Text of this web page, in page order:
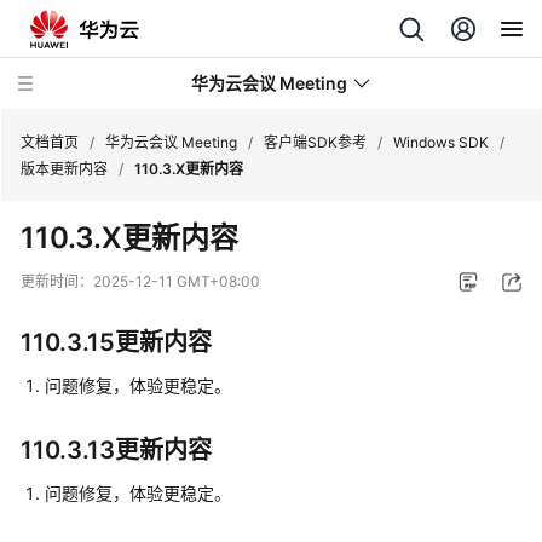
华为云会议 Meeting
新
动
服
务
产
文档首页 / 华为云会议 Meeting / 客户端SDK参考 / Windows SDK /
版本更新内容 / 110.3.X更新内容
110.3.X更新内容
更新时间： 2025-12-11 GMT+08:00
110.3.15更新内容
问题修复，体验更稳定。
110.3.13更新内容
问题修复，体验更稳定。